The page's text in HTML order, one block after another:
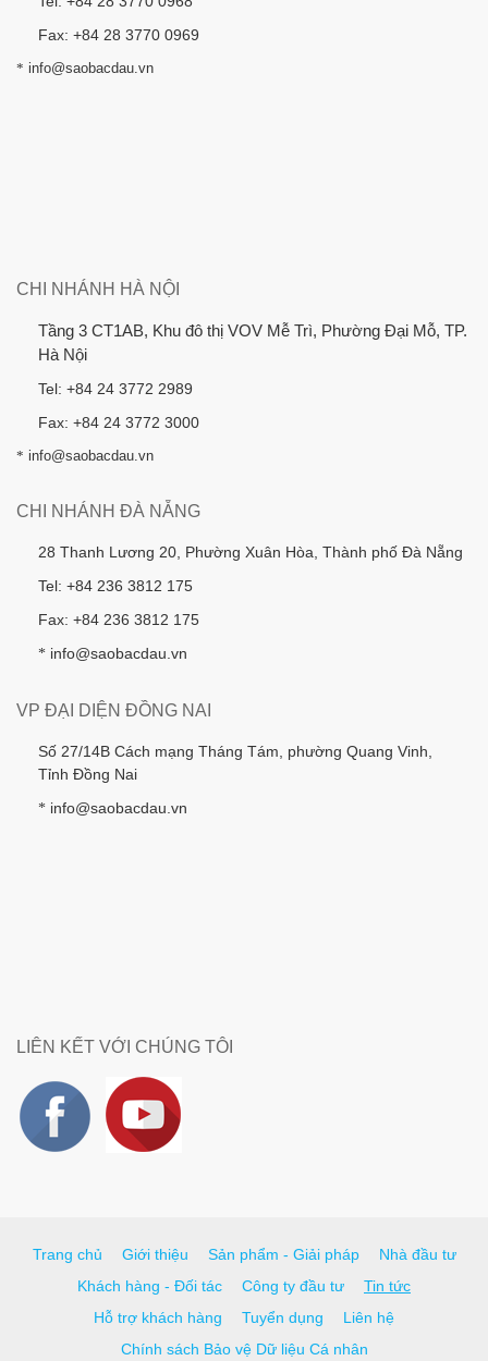
Fax: +84 28 3770 0969
* info@saobacdau.vn
CHI NHÁNH HÀ NỘI
Tầng 3 CT1AB, Khu đô thị VOV Mễ Trì, Phường Đại Mỗ, TP.
Hà Nội
Tel: +84 24 3772 2989
Fax: +84 24 3772 3000
* info@saobacdau.vn
CHI NHÁNH ĐÀ NẴNG
28 Thanh Lương 20, Phường Xuân Hòa, Thành phố Đà Nẵng
Tel: +84 236 3812 175
Fax: +84 236 3812 175
* info@saobacdau.vn
VP ĐẠI DIỆN ĐỒNG NAI
Số 27/14B Cách mạng Tháng Tám, phường Quang Vinh,
Tỉnh Đồng Nai
* info@saobacdau.vn
LIÊN KẾT VỚI CHÚNG TÔI
Trang chủ Giới thiệu Sản phẩm - Giải pháp
Nhà đầu tư
Khách hàng - Đối tác
Công ty đầu tư
Tin tức
Hỗ trợ khách hàng
Tuyển dụng
Liên hệ
Chính sách Bảo vệ Dữ liệu Cá nhân